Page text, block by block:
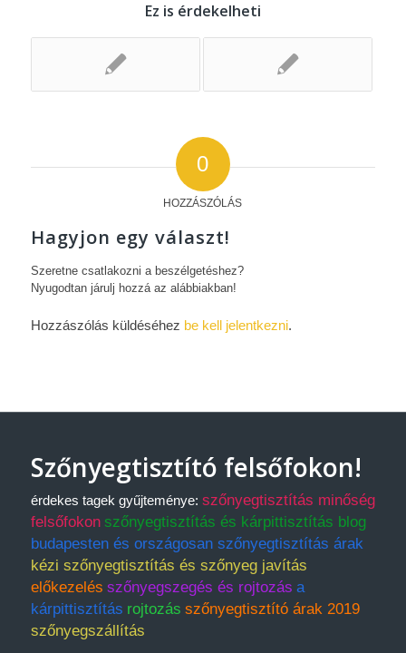
Ez is érdekelheti
0
HOZZÁSZÓLÁS
Hagyjon egy választ!
Szeretne csatlakozni a beszélgetéshez?
Nyugodtan járulj hozzá az alábbiakban!
Hozzászólás küldéséhez be kell jelentkezni.
Szőnyegtisztító felsőfokon!
érdekes tagek gyűjteménye: szőnyegtisztítás minőség
felsőfokon szőnyegtisztítás és kárpittisztítás blog
budapesten és országosan szőnyegtisztítás árak
kézi szőnyegtisztítás és szőnyeg javítás
előkezelés szőnyegszegés és rojtozás a
kárpittisztítás rojtozás szőnyegtisztító árak 2019
szőnyegszállítás